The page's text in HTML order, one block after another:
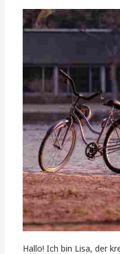
Hallo! Ich bin Lisa, der